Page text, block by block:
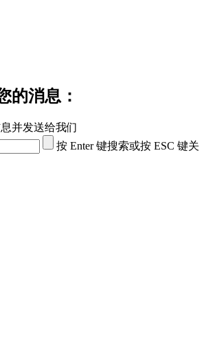
的消息：
并发送给我们
按 Enter 键搜索或按 ESC 键关